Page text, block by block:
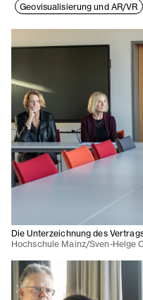
Geovisualisierung und AR/VR
Die Unterzeichnung des
Hochschule Mainz/Sven-Helge